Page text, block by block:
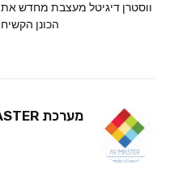
ווסטרן דיגיטל מעצבת מחדש את
הכונן הקשיח
מערכת AVMASTER